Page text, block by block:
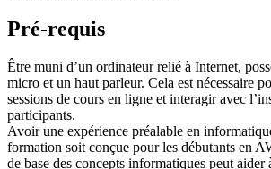
Pré-requis
Être muni d’un ordinateur relié à Internet,
micro et un haut parleur. Cela est nécessaire
sessions de cours en ligne et interagir avec
participants.
Avoir une expérience préalable en
formation soit conçue pour les débutants en
de base des concepts informatiques peut aider